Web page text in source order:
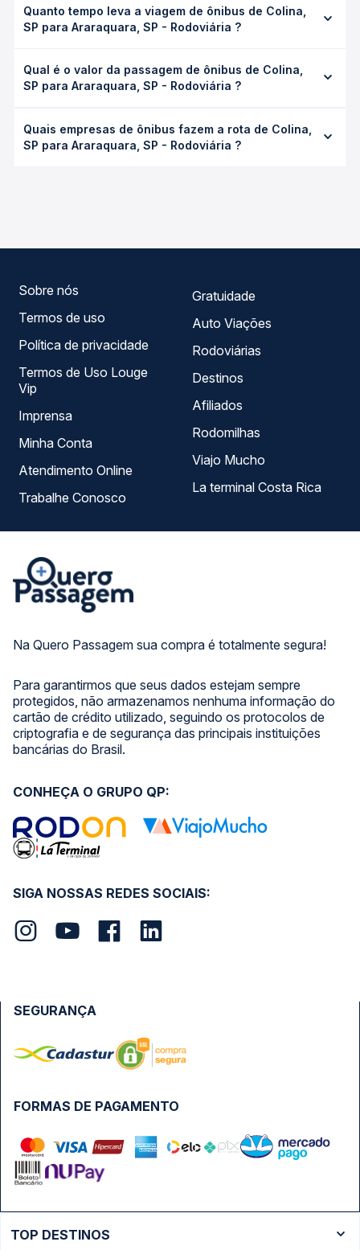
Quanto tempo leva a viagem de ônibus de Colina,
SP para Araraquara, SP - Rodoviária ?
Rodoviária leva em média 2h 50min, podendo variar
conforme a viação, o tipo de serviço (convencional,
duração exata de cada opção na data desejada.
Qual é o valor da passagem de ônibus de Colina,
SP para Araraquara, SP - Rodoviária ?
Araraquara, SP - Rodoviária custa em média R$ 68,22 e
varia conforme a data da viagem, a empresa, o tipo de
Quais empresas de ônibus fazem a rota de Colina,
SP para Araraquara, SP - Rodoviária ?
Na Quero Passagem sua compra é totalmente segura!
Para garantirmos que seus dados estejam sempre
protegidos, não armazenamos nenhuma informação do
cartão de crédito utilizado, seguindo os protocolos de
criptografia e de segurança das principais instituições
bancárias do Brasil.
Sobre nós
Termos de uso
Política de privacidade
Termos de Uso Louge
Vip
Imprensa
Minha Conta
Atendimento Online
Trabalhe Conosco
Gratuidade
Auto Viações
Rodoviárias
Destinos
Afiliados
Rodomilhas
Viajo Mucho
La terminal Costa Rica
SIGA NOSSAS REDES SOCIAIS:
CONHEÇA O GRUPO QP:
FORMAS DE PAGAMENTO
SEGURANÇA
TOP DESTINOS